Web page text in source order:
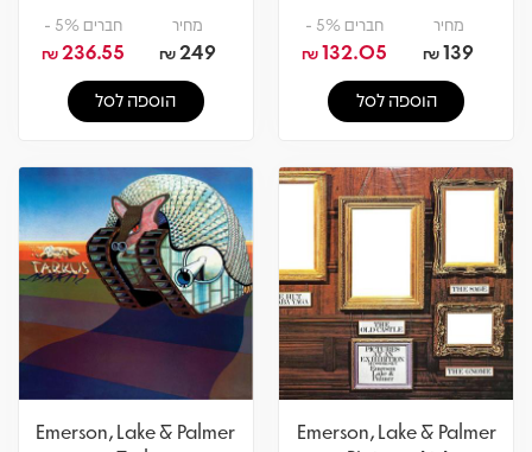
מחיר
139
₪
חברים 5% -
132.05
₪
הוספה לסל
מחיר
249
₪
חברים 5% -
236.55
₪
הוספה לסל
Emerson, Lake & Palmer
Emerson, Lake & Palmer